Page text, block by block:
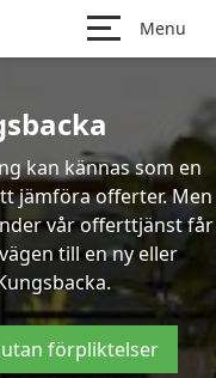
Menu
kan kännas som en
jämföra offerter. Men
vår offerttjänst får
till en ny eller
förpliktelser